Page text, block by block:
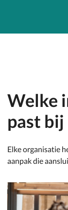
Welke
past
Elke organisatie
aanpak die